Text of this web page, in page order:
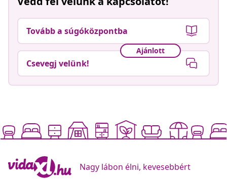
Tovább a súgóközpontba
Ajánlott
Csevegj velünk!
Nagy lábon élni, kevesebbért